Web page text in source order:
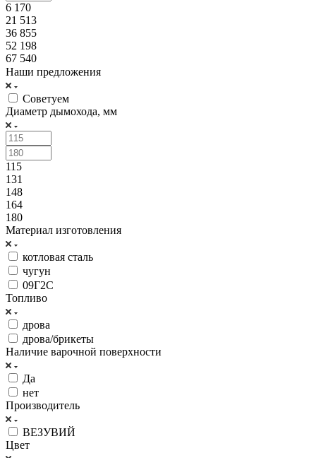
6 170
21 513
36 855
52 198
67 540
Наши предложения
Советуем
Диаметр дымохода, мм
115
131
148
164
180
Материал изготовления
котловая сталь
чугун
09Г2С
Топливо
дрова
дрова/брикеты
Наличие варочной поверхности
Да
нет
Производитель
ВЕЗУВИЙ
Цвет